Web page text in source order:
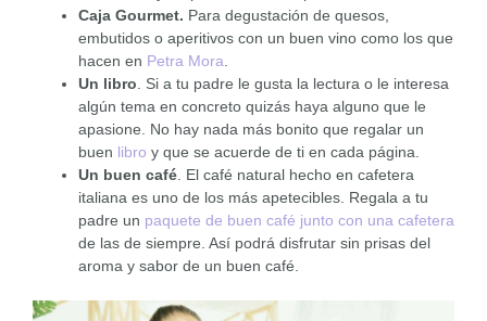
Caja Gourmet. Para degustación de quesos,
embutidos o aperitivos con un buen vino como los que
hacen en Petra Mora
Un libro . Si a tu padre le gusta la lectura o le interesa
algún tema en concreto quizás haya alguno que le
apasione. No hay nada más bonito que regalar un
buen libro y que se acuerde de ti en cada página.
Un buen café . El café natural hecho en cafetera
italiana es uno de los más apetecibles. Regala a tu
padre un paquete de buen café junto con una cafetera
de las de siempre. Así podrá disfrutar sin prisas del
aroma y sabor de un buen café.